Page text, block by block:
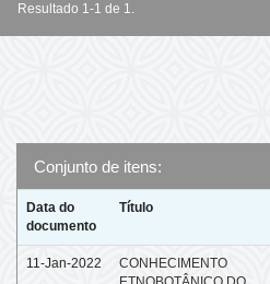
Resultado 1-1 de 1.
Conjunto de itens:
Data do
documento
Título
11-Jan-2022
CONHECIMENTO